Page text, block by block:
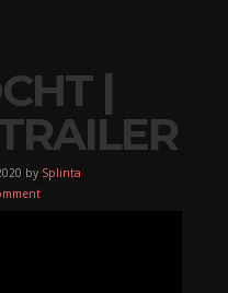
|
by Splinta